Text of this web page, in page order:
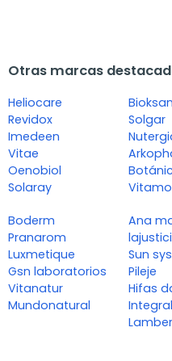
Otras marcas
Heliocare
Revidox
Imedeen
Vitae
Oenobiol
Solaray
Bioksan
Solgar
Boderm
Pranarom
Luxmetique
Gsn laboratorios
Vitanatur
Mundonatural
Ana
Sun
Pileje
Hifas